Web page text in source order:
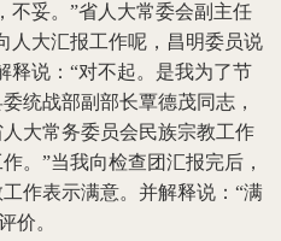
不妥。”省人大常委会副主任
人大汇报工作呢，昌明委员说
释说：“对不起。是我为了节
统战部副部长覃德茂同志，
大常务委员会民族宗教工作
。”当我向检查团汇报完后，
作表示满意。并解释说：“满
价。